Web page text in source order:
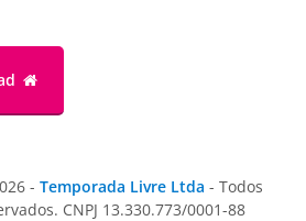
- Temporada Livre Ltda - Todos
CNPJ 13.330.773/0001-88